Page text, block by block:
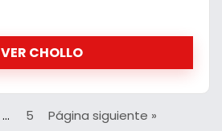
VER CHOLLO
… 5 Página siguiente »